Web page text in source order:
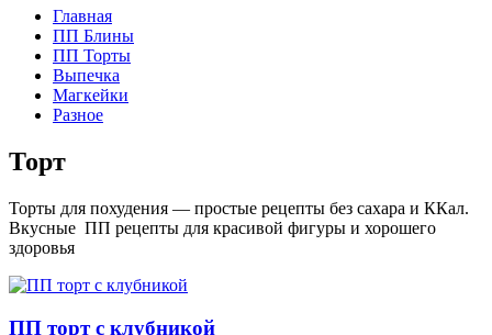
Главная
ПП Блины
ПП Торты
Выпечка
Магкейки
Разное
Торт
Торты для похудения — простые рецепты без сахара и ККал.
Вкусные ПП рецепты для красивой фигуры и хорошего
здоровья
ПП торт с клубникой